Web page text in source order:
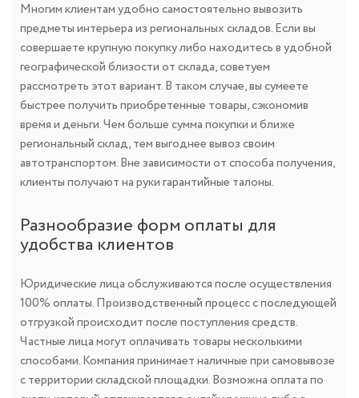
Многим клиентам удобно самостоятельно вывозить
предметы интерьера из региональных складов. Если вы
совершаете крупную покупку либо находитесь в удобной
географической близости от склада, советуем
рассмотреть этот вариант. В таком случае, вы сумеете
быстрее получить приобретенные товары, сэкономив
время и деньги. Чем больше сумма покупки и ближе
региональный склад, тем выгоднее вывоз своим
автотранспортом. Вне зависимости от способа получения,
клиенты получают на руки гарантийные талоны.
Разнообразие форм оплаты для
удобства клиентов
Юридические лица обслуживаются после осуществления
100% оплаты. Производственный процесс с последующей
отгрузкой происходит после поступления средств.
Частные лица могут оплачивать товары несколькими
способами. Компания принимает наличные при самовывозе
с территории складской площадки. Возможна оплата по